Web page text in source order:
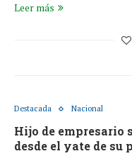
Leer más
Destacada Nacional
Hijo de empresario
desde el yate de su